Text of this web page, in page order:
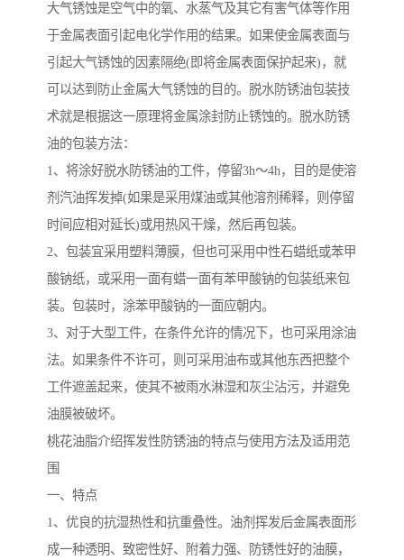
大气锈蚀是空气中的氧、水蒸气及其它有害气体等作用
于金属表面引起电化学作用的结果。如果使金属表面与
引起大气锈蚀的因素隔绝(即将金属表面保护起来)，就
可以达到防止金属大气锈蚀的目的。脱水防锈油包装技
术就是根据这一原理将金属涂封防止锈蚀的。脱水防锈
油的包装方法：
1、将涂好脱水防锈油的工件，停留3h～4h，目的是使溶
剂汽油挥发掉(如果是采用煤油或其他溶剂稀释，则停留
时间应相对延长)或用热风干燥，然后再包装。
2、包装宜采用塑料薄膜，但也可采用中性石蜡纸或苯甲
酸钠纸，或采用一面有蜡一面有苯甲酸钠的包装纸来包
装。包装时，涂苯甲酸钠的一面应朝内。
3、对于大型工件，在条件允许的情况下，也可采用涂油
法。如果条件不许可，则可采用油布或其他东西把整个
工件遮盖起来，使其不被雨水淋湿和灰尘沾污，并避免
油膜被破坏。
桃花油脂介绍挥发性防锈油的特点与使用方法及适用范
围
一、特点
1、优良的抗湿热性和抗重叠性。油剂挥发后金属表面形
成一种透明、致密性好、附着力强、防锈性好的油膜，